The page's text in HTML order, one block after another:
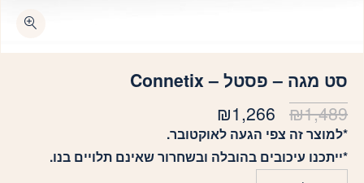
סט מגה – פסטל – Connetix
₪1,489
₪1,266
*למוצר זה צפי הגעה לאוקטובר.
*ייתכנו עיכובים בהובלה ובשחרור שאינם תלויים בנו.